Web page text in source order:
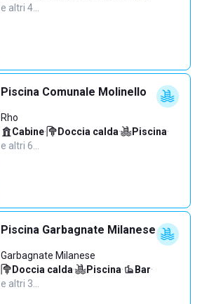
e altri 4…
Piscina Comunale Molinello
Rho
Cabine· Doccia calda· Piscina·
e altri 6…
Piscina Garbagnate Milanese
Garbagnate Milanese
Doccia calda· Piscina· Bar·
e altri 3…